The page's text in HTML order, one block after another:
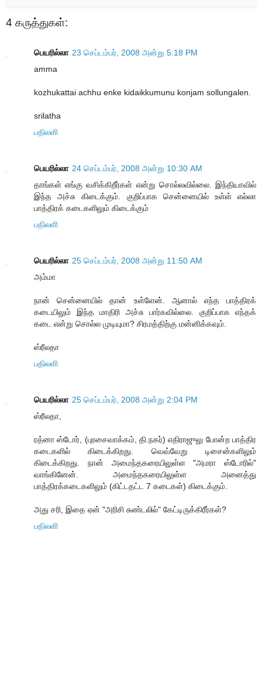
4 கருத்துகள்:
பெயரில்லா 23 செப்டம்பர், 2008 அன்று 5:18 PM
amma
kozhukattai achhu enke kidaikkumunu konjam sollungalen.
srilatha
பதிலளி
பெயரில்லா 24 செப்டம்பர், 2008 அன்று 10:30 AM
தாங்கள் எங்கு வசிக்கிறீர்கள் என்று சொல்லவில்லை. இந்தியாவில்
இந்த அச்சு கிடைக்கும். குறிப்பாக சென்னையில் உள்ள் எல்லா
பாத்திரக் கடைகளிலும் கிடைக்கும்
பதிலளி
பெயரில்லா 25 செப்டம்பர், 2008 அன்று 11:50 AM
அம்மா
நான் சென்னையில் தான் உள்ளேன். ஆனால் எந்த பாத்திரக்
கடையிலும் இந்த மாதிரி அச்சு பார்கவில்லை. குறிப்பாக எந்தக்
கடை என்று சொல்ல முடியுமா? சிரமத்திற்கு மன்னிக்கவும்.
ஸ்ரீலதா
பதிலளி
பெயரில்லா 25 செப்டம்பர், 2008 அன்று 2:04 PM
ஸ்ரீலதா,
ரத்னா ஸ்டோர், (புரசைவாக்கம், தி.நகர்) எதிராஜுலு போன்ற பாத்திர
கடைகளில் கிடைக்கிறது. வெவ்வேறு டிசைன்களிலும்
கிடைக்கிறது. நான் அமைந்தகரையிலுள்ள "அமரா ஸ்டோரில்"
வாங்கினேன். அமைந்தகரையிலுள்ள அனைத்து
பாத்திரக்கடைகளிலும் (கிட்டதட்ட 7 கடைகள்) கிடைக்கும்.
அது சரி, இதை ஏன் "அரிசி சுண்டலில்" கேட்டிருக்கிரீர்கள்?
பதிலளி